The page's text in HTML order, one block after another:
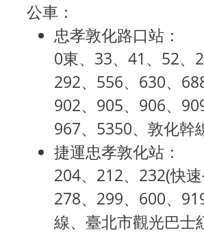
公車：
忠孝敦化路口站：
0東、33、41、52、
292、556、630、
902、905、906、
967、5350、敦化幹
捷運忠孝敦化站：
204、212、232(快速
278、299、600、
線、臺北市觀光巴士